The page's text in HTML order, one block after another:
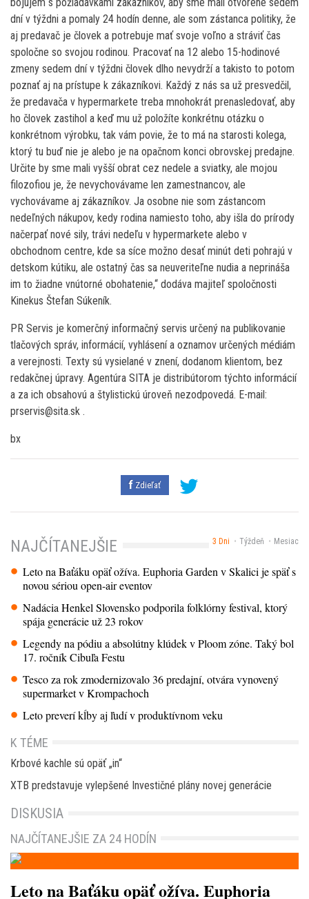
dní v týždni a pomaly 24 hodín denne, ale som zástanca politiky, že
aj predavač je človek a potrebuje mať svoje voľno a stráviť čas
spoločne so svojou rodinou. Pracovať na 12 alebo 15-hodinové
zmeny sedem dní v týždni človek dlho nevydrží a takisto to potom
poznať aj na prístupe k zákazníkovi. Každý z nás sa už presvedčil,
že predavača v hypermarkete treba mnohokrát prenasledovať, aby
ho človek zastihol a keď mu už položíte konkrétnu otázku o
konkrétnom výrobku, tak vám povie, že to má na starosti kolega,
ktorý tu buď nie je alebo je na opačnom konci obrovskej predajne.
Určite by sme mali vyšší obrat cez nedele a sviatky, ale mojou
filozofiou je, že nevychovávame len zamestnancov, ale
vychovávame aj zákazníkov. Ja osobne nie som zástancom
nedeľných nákupov, kedy rodina namiesto toho, aby išla do prírody
načerpať nové sily, trávi nedeľu v hypermarkete alebo v
obchodnom centre, kde sa síce možno desať minút deti pohrajú v
detskom kútiku, ale ostatný čas sa neuveriteľne nudia a neprináša
im to žiadne vnútorné obohatenie,“ dodáva majiteľ spoločnosti
Kinekus Štefan Súkeník.
PR Servis je komerčný informačný servis určený na publikovanie
tlačových správ, informácií, vyhlásení a oznamov určených médiám
a verejnosti. Texty sú vysielané v znení, dodanom klientom, bez
redakčnej úpravy. Agentúra SITA je distribútorom týchto informácií
a za ich obsahovú a štylistickú úroveň nezodpovedá. E-mail:
prservis@sita.sk .
bx
Zdieľať
3 Dni Týždeň Mesiac
NAJČÍTANEJŠIE
Leto na Baťáku opäť ožíva. Euphoria Garden v Skalici je späť s
novou sériou open-air eventov
Nadácia Henkel Slovensko podporila folklórny festival, ktorý
spája generácie už 23 rokov
Legendy na pódiu a absolútny klúdek v Ploom zóne. Taký bol
17. ročník Cibuľa Festu
Tesco za rok zmodernizovalo 36 predajní, otvára vynovený
supermarket v Krompachoch
Leto preverí kĺby aj ľudí v produktívnom veku
K TÉME
Krbové kachle sú opäť „in“
XTB predstavuje vylepšené Investičné plány novej generácie
DISKUSIA
NAJČÍTANEJŠIE ZA 24 HODÍN
Leto na Baťáku opäť ožíva. Euphoria